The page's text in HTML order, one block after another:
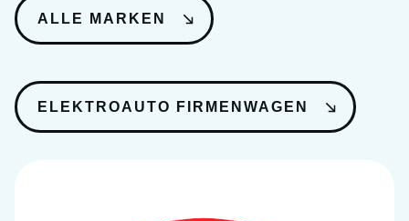
ALLE MARKEN
ELEKTROAUTO FIRMENWAGEN